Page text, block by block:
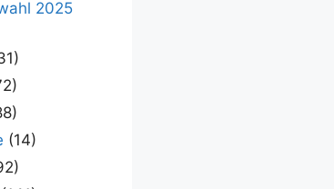
2025
(14)